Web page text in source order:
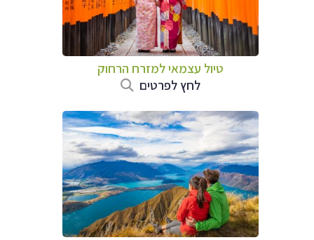
טיול עצמאי למזרח הרחוק
לחץ לפרטים